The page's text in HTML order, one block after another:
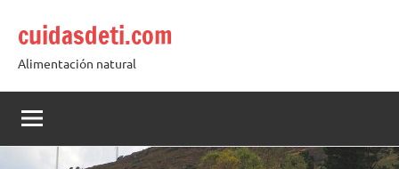
contenido
cuidasdeti.com
Alimentación natural